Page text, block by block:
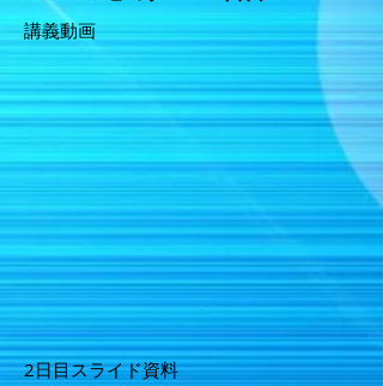
講義動画
2日目スライド資料